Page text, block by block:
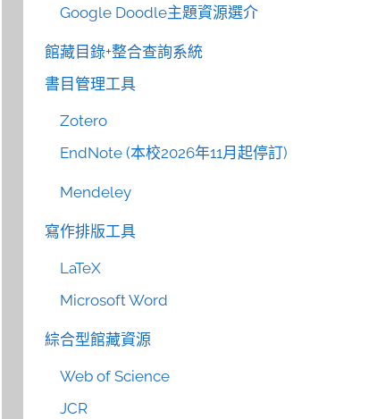
Google Doodle主題資源選介
館藏目錄+整合查詢系統
書目管理工具
Zotero
EndNote (本校2026年11月起停訂)
Mendeley
寫作排版工具
LaTeX
Microsoft Word
綜合型館藏資源
Web of Science
JCR